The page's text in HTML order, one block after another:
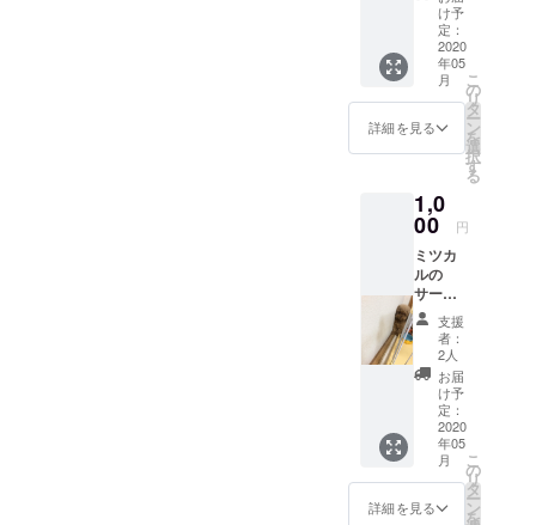
近くにいる
こともあり
ました。
私自身、動
大好きでイ
と飼ってい
ましたが、
去年インコ
は何かを誤
飲し栄養が
摂取できな
くなり亡く
なってしま
いその時の
動物病院探
しに苦労し
たことから
今回このよ
クネー
ムを記
載させ
ていた
だきま
す。※支
援時、
必ず備
考欄に
のお名
前をご
記入く
ださ
い。
け予
定：
2020
年05
月
詳細を見る
こ
の
リ
タ
ー
ン
を
選
択
す
る
1,0
00 円
ミツカ
ルの
サービ
スの現
状など
を含ん
だ心を
こめた
お礼の
メール
をさせ
てくだ
さい。※
支援
支援
者：
2人
お届
け予
定：
2020
年05
月
詳細を見る
こ
の
リ
タ
ー
ン
を